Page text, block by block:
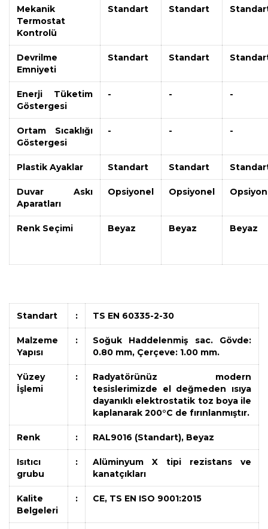
Mekanik
Termostat
Kontrolü
Standart Standart
Devrilme
Emniyeti
Standart Standart
Enerji Tüketim
Göstergesi
- - -
Ortam Sıcaklığı
Göstergesi
- - -
Plastik Ayaklar Standart Standart
Duvar Askı
Aparatları
Opsiyonel Opsiyonel
Renk Seçimi Beyaz Beyaz Beyaz
Standart : TS EN 60335-2-30
Malzeme
Yapısı
:
Soğuk Haddelenmiş sac. Gövde:
0.80 mm, Çerçeve: 1.00 mm.
Yüzey
İşlemi
:
Radyatörünüz modern
tesislerimizde el değmeden ısıya
dayanıklı elektrostatik toz boya ile
kaplanarak 200°C de fırınlanmıştır.
Renk : RAL9016 (Standart), Beyaz
Isıtıcı
grubu
:
Alüminyum X tipi rezistans ve
kanatçıkları
Kalite
Belgeleri
: CE, TS EN ISO 9001:2015